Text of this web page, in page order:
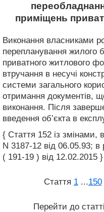
приміщень
Виконання власниками
перепланування жилого
приватного житлового
втручання в несучі
системи загального
отримання документів,
виконання. Після
введення об’єкта в
{ Стаття 152 із змінами,
N 3187-12 від 06.05.93; в
( 191-19 ) від 12.02.2015 }
Стаття 1 ...150
Перейти до статті